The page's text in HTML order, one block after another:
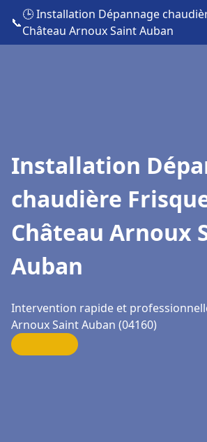
📞
🕒 Installation Dépannage
Château Arnoux Saint Auban
Installation
chaudière
Château Arnoux
Auban
Intervention rapide et
Arnoux Saint Auban (04160)